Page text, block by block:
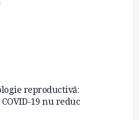
reproductivă:
19 nu reduc